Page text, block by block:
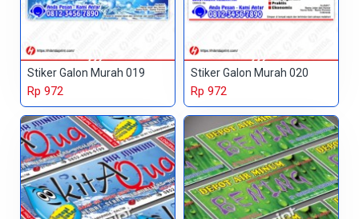
Stiker Galon Murah 019
Rp 972
Stiker Galon Murah 020
Rp 972